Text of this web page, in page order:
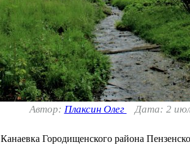
Автор: Плаксин Олег Дата: 2
Городищенского района